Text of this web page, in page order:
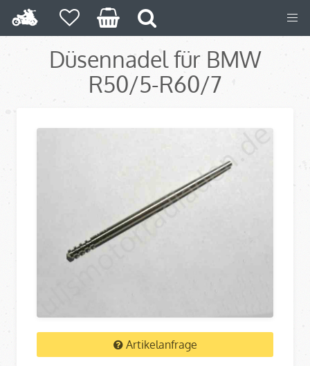
Düsennadel für BMW
R50/5-R60/7
Artikelanfrage